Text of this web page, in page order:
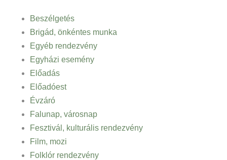
Beszélgetés
Brigád, önkéntes munka
Egyéb rendezvény
Egyházi esemény
Előadás
Előadóest
Évzáró
Falunap, városnap
Fesztivál, kulturális rendezvény
Film, mozi
Folklór rendezvény